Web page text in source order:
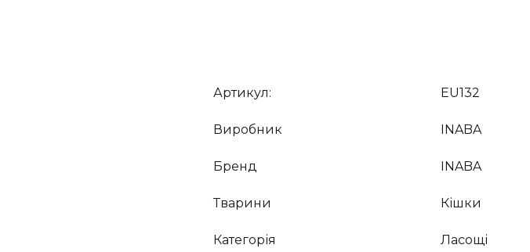
Артикул: EU132
Виробник INABA
Бренд INABA
Тварини Кішки
Категорія Ласощі